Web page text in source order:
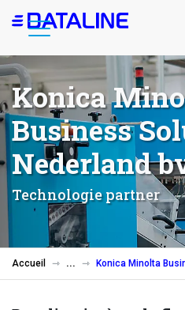
au
principal
Konica
Business
Nederland
Technologie partner
Accueil Konica Minolta